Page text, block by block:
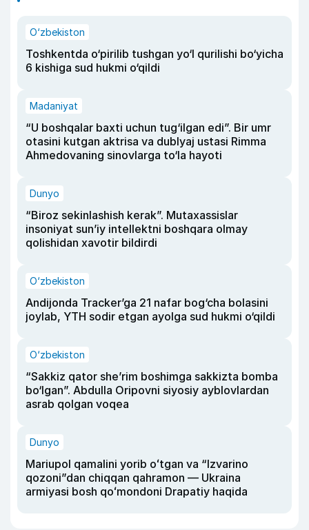
O‘zbekiston
Toshkentda o‘pirilib tushgan yo‘l qurilishi bo‘yicha
6 kishiga sud hukmi o‘qildi
Madaniyat
“U boshqalar baxti uchun tug‘ilgan edi”. Bir umr
otasini kutgan aktrisa va dublyaj ustasi Rimma
Ahmedovaning sinovlarga to‘la hayoti
Dunyo
“Biroz sekinlashish kerak”. Mutaxassislar
insoniyat sun’iy intellektni boshqara olmay
qolishidan xavotir bildirdi
O‘zbekiston
Andijonda Tracker’ga 21 nafar bog‘cha bolasini
joylab, YTH sodir etgan ayolga sud hukmi o‘qildi
O‘zbekiston
“Sakkiz qator she’rim boshimga sakkizta bomba
bo‘lgan”. Abdulla Oripovni siyosiy ayblovlardan
asrab qolgan voqea
Dunyo
Mariupol qamalini yorib oʻtgan va “Izvarino
qozoni”dan chiqqan qahramon — Ukraina
armiyasi bosh qoʻmondoni Drapatiy haqida